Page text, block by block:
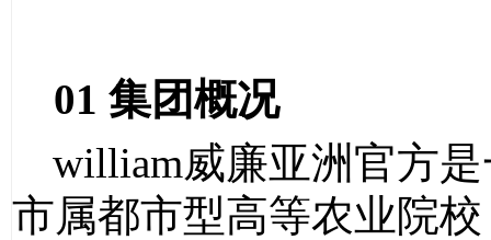
01 集团概况
william威廉亚洲官方
市属都市型高等农业院